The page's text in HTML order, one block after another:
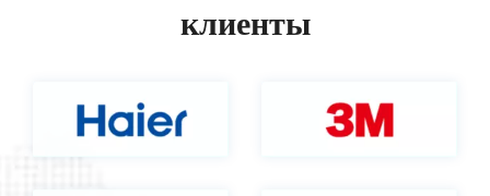
клиенты